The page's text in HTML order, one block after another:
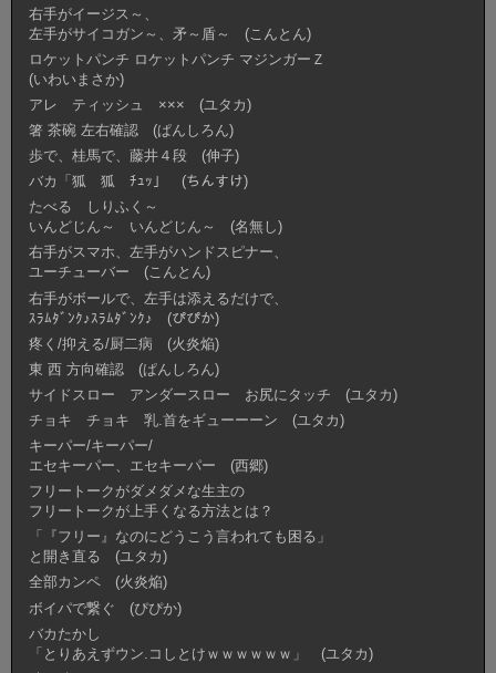
右手がイージス～、
左手がサイコガン～、矛～盾～ (こんとん)
ロケットパンチ ロケットパンチ マジンガーＺ
(いわいまさか)
アレ ティッシュ ××× (ユタカ)
箸 茶碗 左右確認 (ぱんしろん)
歩で、桂馬で、藤井４段 (伸子)
バカ「狐 狐 ﾁｭｯ」 (ちんすけ)
たべる しりふく～
いんどじん～ いんどじん～ (名無し)
右手がスマホ、左手がハンドスピナー、
ユーチューバー (こんとん)
右手がボールで、左手は添えるだけで、
ｽﾗﾑﾀﾞﾝｸ♪ｽﾗﾑﾀﾞﾝｸ♪ (ぴぴか)
疼く/抑える/厨二病 (火炎焔)
東 西 方向確認 (ぱんしろん)
サイドスロー アンダースロー お尻にタッチ (ユタカ)
チョキ チョキ 乳.首をギューーーン (ユタカ)
キーパー/キーパー/
エセキーパー、エセキーパー (西郷)
フリートークがダメダメな生主の
フリートークが上手くなる方法とは？
「『フリー』なのにどうこう言われても困る」
と開き直る (ユタカ)
全部カンペ (火炎焔)
ボイパで繋ぐ (ぴぴか)
バカたかし
「とりあえずウン.コしとけｗｗｗｗｗｗ」 (ユタカ)